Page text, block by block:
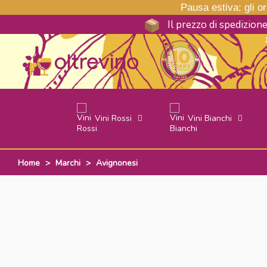
Pausa estiva: gli
Il prezzo di
Vini Rossi Vini Bianchi
Home > Marchi > Avignonesi